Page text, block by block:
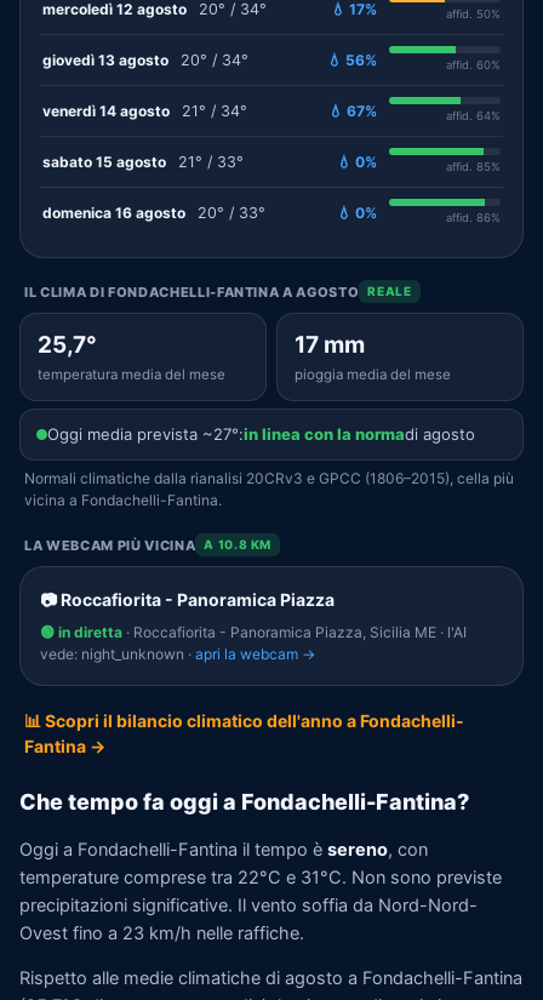
mercoledì 12 agosto 20° / 34° 💧 17% affid. 50%
giovedì 13 agosto 20° / 34° 💧 56% affid. 60%
venerdì 14 agosto 21° / 34° 💧 67% affid. 64%
sabato 15 agosto 21° / 33° 💧 0% affid. 85%
domenica 16 agosto 20° / 33° 💧 0% affid. 86%
IL CLIMA DI FONDACHELLI-FANTINA A AGOSTO REALE
25,7°
temperatura media del mese
17 mm
pioggia media del mese
Oggi media prevista ~27°:in linea con la normadi agosto
Normali climatiche dalla rianalisi 20CRv3 e GPCC (1806–2015), cella più
vicina a Fondachelli-Fantina.
LA WEBCAM PIÙ VICINA A 10.8 KM
📷 Roccafiorita - Panoramica Piazza
🟢 in diretta · Roccafiorita - Panoramica Piazza, Sicilia ME · l'AI
vede: night_unknown · apri la webcam →
📊 Scopri il bilancio climatico dell'anno a Fondachelli-
Fantina →
Che tempo fa oggi a Fondachelli-Fantina?
Oggi a Fondachelli-Fantina il tempo è sereno, con
temperature comprese tra 22°C e 31°C. Non sono previste
precipitazioni significative. Il vento soffia da Nord-Nord-
Ovest fino a 23 km/h nelle raffiche.
Rispetto alle medie climatiche di agosto a Fondachelli-Fantina